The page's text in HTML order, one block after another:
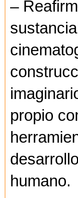
–
propio
humano.